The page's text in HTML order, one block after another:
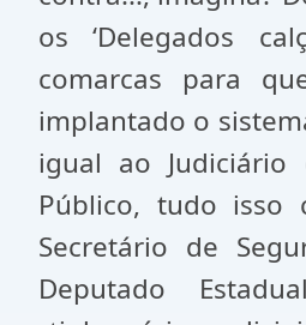
os ‘Delegados
comarcas para
implantado o
igual ao
Público, tudo isso
Secretário de
Deputado